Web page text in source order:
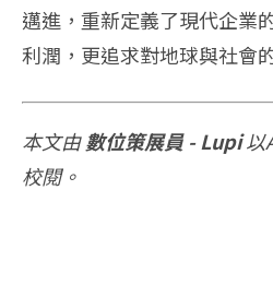
邁進，重新定義了現代企業
利潤，更追求對地球與社會
本文由數位策展員 - Lupi以
校閱。